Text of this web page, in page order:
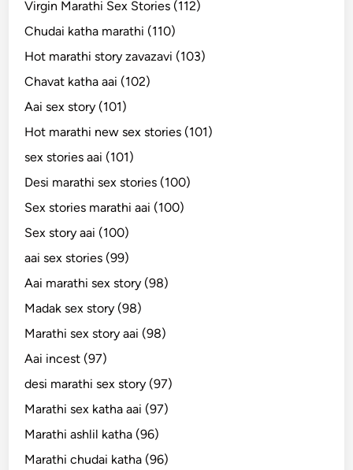
Virgin Marathi Sex Stories (112)
Chudai katha marathi (110)
Hot marathi story zavazavi (103)
Chavat katha aai (102)
Aai sex story (101)
Hot marathi new sex stories (101)
sex stories aai (101)
Desi marathi sex stories (100)
Sex stories marathi aai (100)
Sex story aai (100)
aai sex stories (99)
Aai marathi sex story (98)
Madak sex story (98)
Marathi sex story aai (98)
Aai incest (97)
desi marathi sex story (97)
Marathi sex katha aai (97)
Marathi ashlil katha (96)
Marathi chudai katha (96)